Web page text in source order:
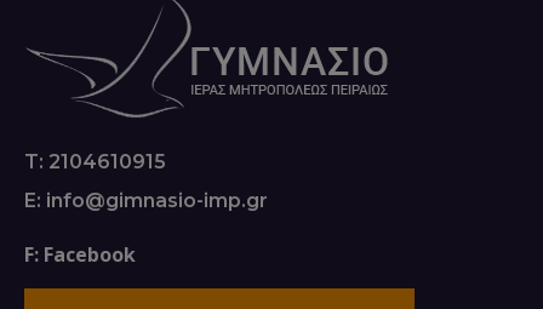
T: 2104610915
E: info@gimnasio-imp.gr
F: Facebook